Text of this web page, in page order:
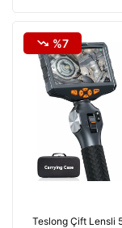
Teslong Çift Lensli
%7